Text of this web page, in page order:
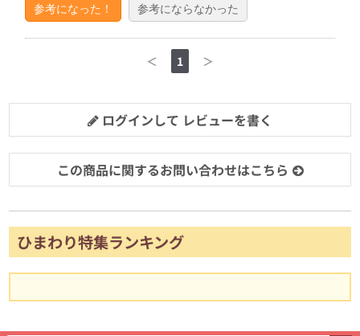
参考になった！ 参考にならなかった
＜ 1 ＞
ログインして レビューを書く
この商品に関するお問い合わせはこちら
ひまわり特集ランキング